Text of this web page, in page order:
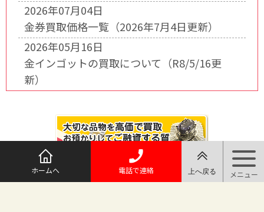
2026年07月04日
金券買取価格一覧（2026年7月4日更新）
2026年05月16日
金インゴットの買取について（R8/5/16更
新）
ホームへ 電話で連絡